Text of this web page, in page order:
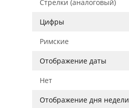
Стрелки (аналоговый)
Цифры
Римские
Отображение даты
Нет
Отображение дня недели